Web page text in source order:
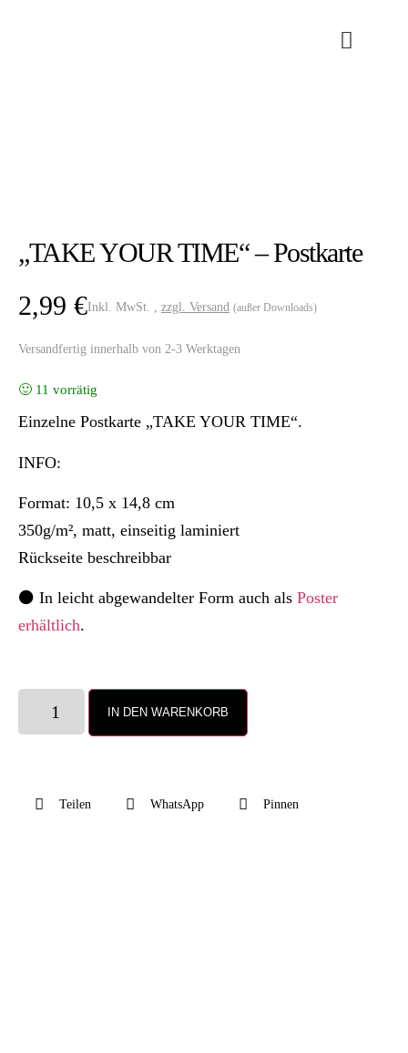
„TAKE YOUR TIME“ – Postkarte
2,99 €Inkl. MwSt. , zzgl. Versand (außer Downloads)
Versandfertig innerhalb von 2-3 Werktagen
11 vorrätig
Einzelne Postkarte „TAKE YOUR TIME“.
INFO:
Format: 10,5 x 14,8 cm
350g/m², matt, einseitig laminiert
Rückseite beschreibbar
⚫️ In leicht abgewandelter Form auch als Poster
erhältlich.
IN DEN WARENKORB
Teilen WhatsApp Pinnen